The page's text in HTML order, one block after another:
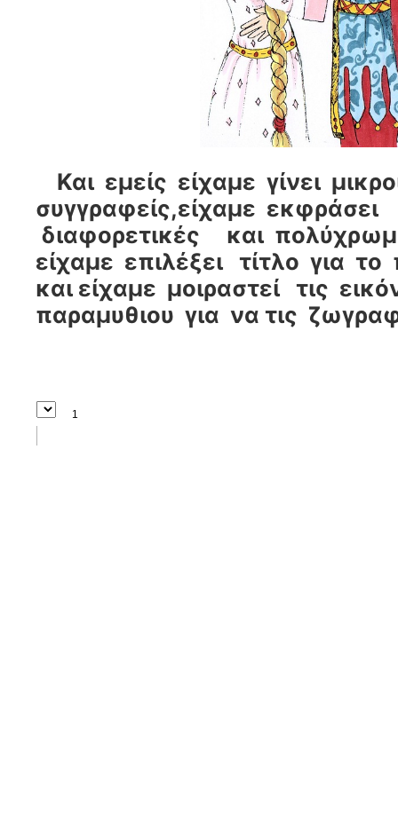
Και εμείς είχαμε γίνει
συγγραφείς,είχαμε εκφράσει
διαφορετικές και
είχαμε επιλέξει τίτλο για
και είχαμε μοιραστεί τις
παραμυθιου για να τις